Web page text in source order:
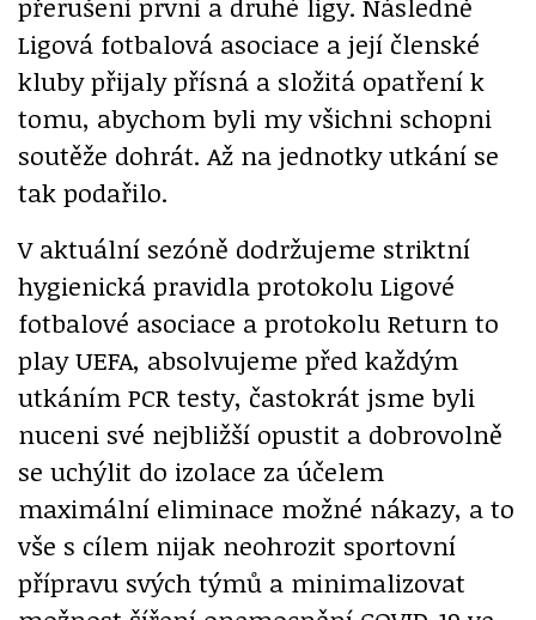
přerušení první a druhé ligy. Následně
Ligová fotbalová asociace a její členské
kluby přijaly přísná a složitá opatření k
tomu, abychom byli my všichni schopni
soutěže dohrát. Až na jednotky utkání se
tak podařilo.
V aktuální sezóně dodržujeme striktní
hygienická pravidla protokolu Ligové
fotbalové asociace a protokolu Return to
play UEFA, absolvujeme před každým
utkáním PCR testy, častokrát jsme byli
nuceni své nejbližší opustit a dobrovolně
se uchýlit do izolace za účelem
maximální eliminace možné nákazy, a to
vše s cílem nijak neohrozit sportovní
přípravu svých týmů a minimalizovat